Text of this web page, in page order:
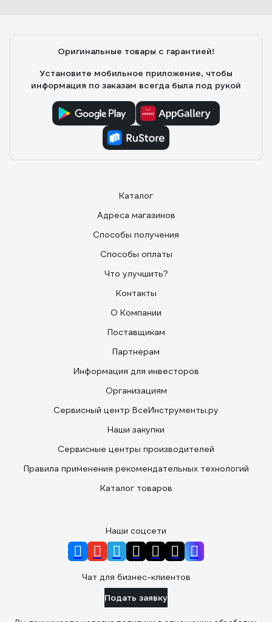
Оригинальные товары с гарантией!
Установите мобильное приложение, чтобы
информация по заказам всегда была под рукой
Каталог
Адреса магазинов
Способы получения
Способы оплаты
Что улучшить?
Контакты
О Компании
Поставщикам
Партнерам
Информация для инвесторов
Организациям
Сервисный центр ВсеИнструменты.ру
Наши закупки
Сервисные центры производителей
Правила применения рекомендательных технологий
Каталог товаров
Наши соцсети
Чат для бизнес-клиентов
Подать заявку